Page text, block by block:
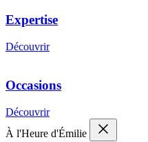
Expertise
Découvrir
Occasions
Découvrir
À l'Heure d'Émilie